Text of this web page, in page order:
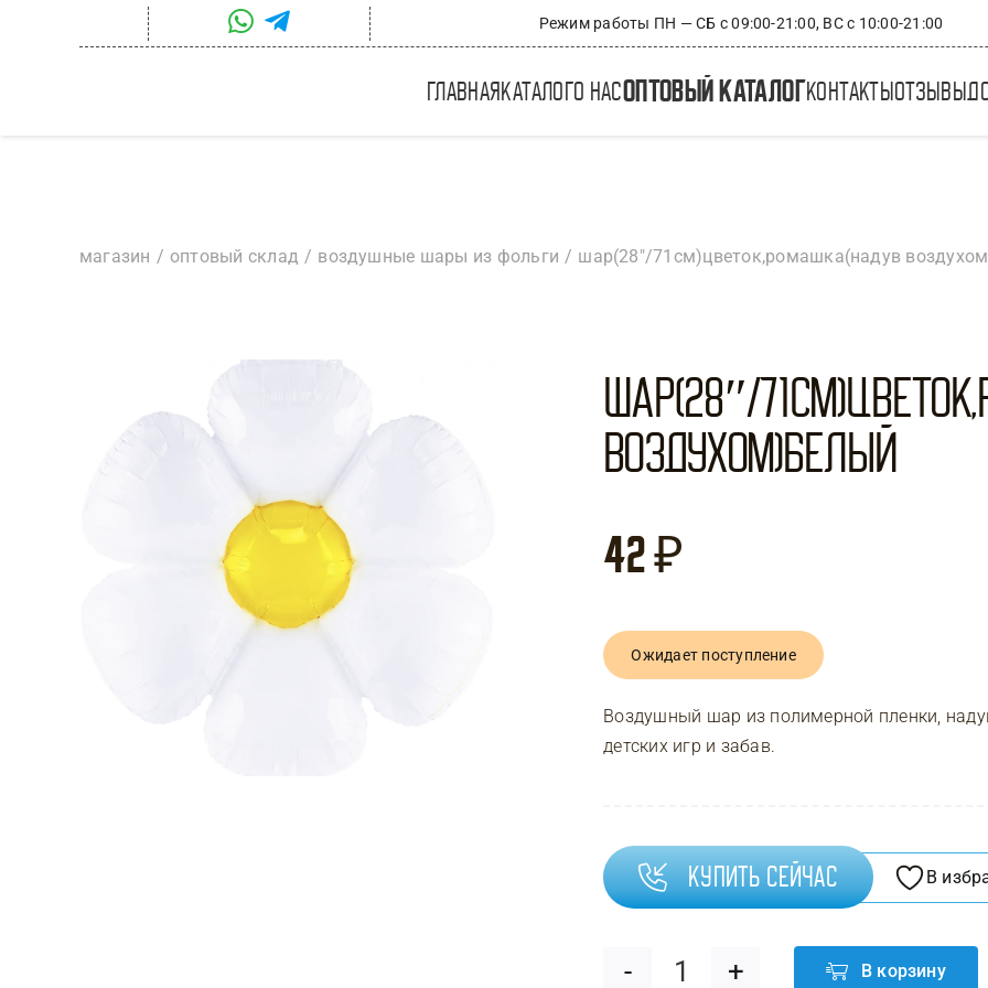
Режим работы ПН — СБ с 09:00-21:00, ВС с 10:00-21:00
главная каталого насоптовый каталогконтакты отзывы
магазин оптовый склад воздушные шары из фольги шар(28″/71см)цветок,ромашка(надув
Шар(28″/
воздухом)Белый
42₽
Ожидает поступление
Воздушный шар из полимерной пленки,
детских игр и забав.
Купить сейчас В
В корзину